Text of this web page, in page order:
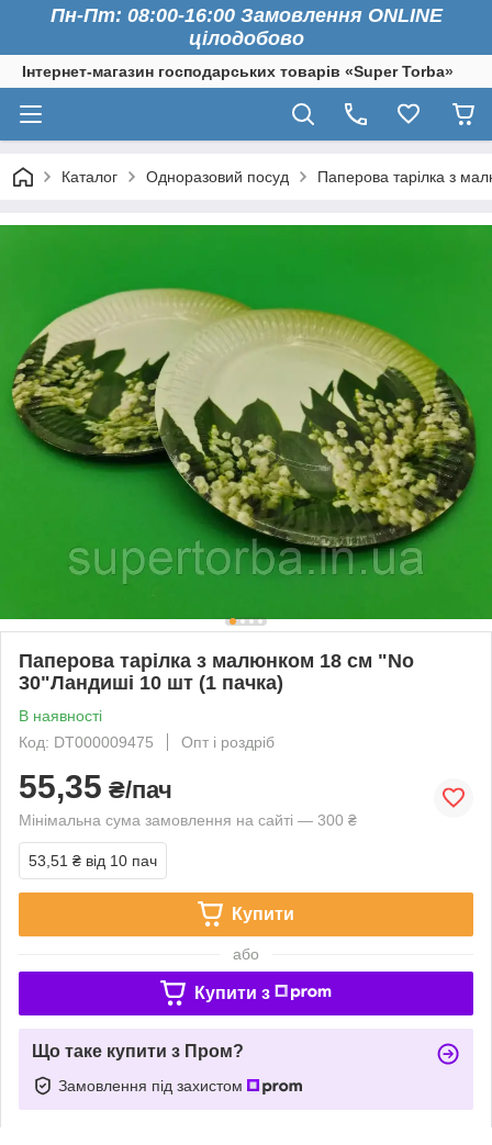
Пн-Пт: 08:00-16:00 Замовлення ONLINE
цілодобово
Інтернет-магазин господарських товарів «Super Torba»
Каталог Одноразовий посуд Паперова тарілка з
Паперова тарілка з малюнком 18 см "No
30"Ландиші 10 шт (1 пачка)
В наявності
Код: DT000009475
Опт і роздріб
55,35 ₴/пач
Мінімальна сума замовлення на сайті — 300 ₴
53,51 ₴ від 10 пач
Купити
або
Купити з
Що таке купити з Пром?
Замовлення під захистом